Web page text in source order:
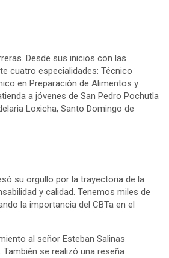
Desde sus inicios con las
cuatro especialidades: Técnico
en Preparación de Alimentos y
a jóvenes de San Pedro Pochutla
Loxicha, Santo Domingo de
su orgullo por la trayectoria de la
y calidad. Tenemos miles de
la importancia del CBTa en el
al señor Esteban Salinas
se realizó una reseña